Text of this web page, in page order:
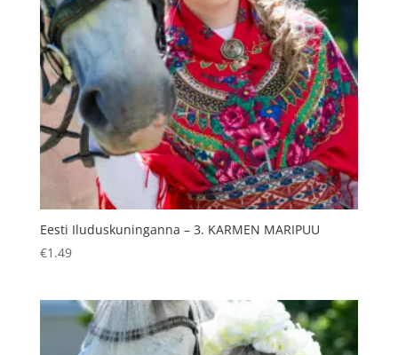
Eesti Iluduskuninganna – 3. KARMEN MARIPUU
€1.49